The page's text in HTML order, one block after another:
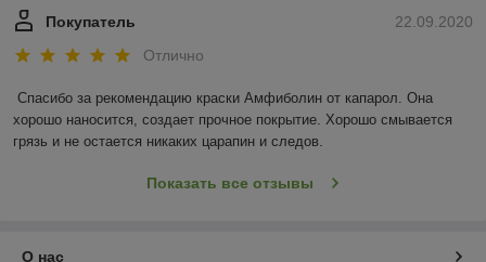
22.09.2020
Покупатель
Отлично
Спасибо за рекомендацию краски Амфиболин от капарол. Она
хорошо наносится, создает прочное покрытие. Хорошо смывается
грязь и не остается никаких царапин и следов.
Показать все отзывы
О нас